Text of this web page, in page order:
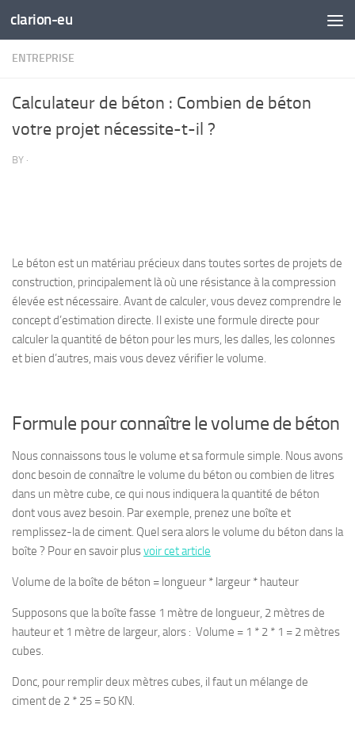
Skip to content
clarion-eu
ENTREPRISE
Calculateur de béton : Combien de béton
votre projet nécessite-t-il ?
BY ·
Le béton est un matériau précieux dans toutes sortes de projets de
construction, principalement là où une résistance à la compression
élevée est nécessaire. Avant de calculer, vous devez comprendre le
concept d’estimation directe. Il existe une formule directe pour
calculer la quantité de béton pour les murs, les dalles, les colonnes
et bien d’autres, mais vous devez vérifier le volume.
Formule pour connaître le volume de béton
Nous connaissons tous le volume et sa formule simple. Nous avons
donc besoin de connaître le volume du béton ou combien de litres
dans un mètre cube, ce qui nous indiquera la quantité de béton
dont vous avez besoin. Par exemple, prenez une boîte et
remplissez-la de ciment. Quel sera alors le volume du béton dans la
boîte ? Pour en savoir plusvoir cet article
Volume de la boîte de béton = longueur * largeur * hauteur
Supposons que la boîte fasse 1 mètre de longueur, 2 mètres de
hauteur et 1 mètre de largeur, alors : Volume = 1 * 2 * 1 = 2 mètres
cubes.
Donc, pour remplir deux mètres cubes, il faut un mélange de
ciment de 2 * 25 = 50 KN.